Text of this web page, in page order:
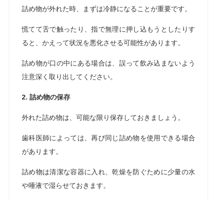
詰め物が外れた時、まずは冷静になることが重要です。
慌てて舌で触ったり、指で無理に押し込もうとしたりす
ると、かえって状況を悪化させる可能性があります。
詰め物が口の中にある場合は、誤って飲み込まないよう
注意深く取り出してください。
2. 詰め物の保存
外れた詰め物は、可能な限り保存しておきましょう。
歯科医師によっては、再び同じ詰め物を使用できる場合
があります。
詰め物は清潔な容器に入れ、乾燥を防ぐために少量の水
や唾液で湿らせておきます。